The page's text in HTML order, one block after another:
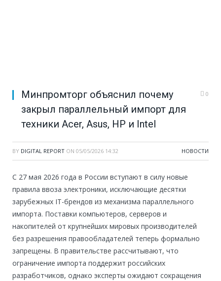
Минпромторг объяснил почему
закрыл параллельный импорт для
техники Acer, Asus, HP и Intel
0
BY DIGITAL REPORT ON 05/05/2026 14:32 НОВОСТИ
С 27 мая 2026 года в России вступают в силу новые
правила ввоза электроники, исключающие десятки
зарубежных IT-брендов из механизма параллельного
импорта. Поставки компьютеров, серверов и
накопителей от крупнейших мировых производителей
без разрешения правообладателей теперь формально
запрещены. В правительстве рассчитывают, что
ограничение импорта поддержит российских
разработчиков, однако эксперты ожидают сокращения